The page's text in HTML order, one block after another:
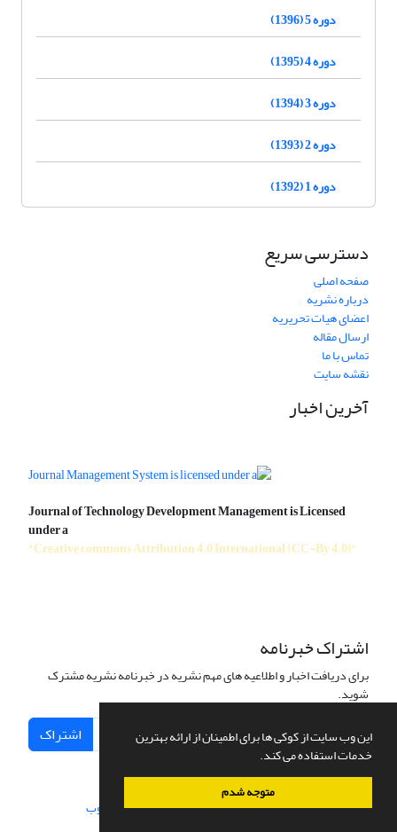
این وب سایت از کوکی ها برای اطمینان از ارائه بهترین
خدمات استفاده می کند.
متوجه شدم
دوره 5 (1396)
دوره 4 (1395)
دوره 3 (1394)
دوره 2 (1393)
دوره 1 (1392)
دسترسی سریع
صفحه اصلی
درباره نشریه
اعضای هیات تحریریه
ارسال مقاله
تماس با ما
نقشه سایت
آخرین اخبار
Journal of Technology Development Management is Licensed
under a
"Creative commons Attribution 4.0 International (CC-By 4.0)"
اشتراک خبرنامه
برای دریافت اخبار و اطلاعیه های مهم نشریه در خبرنامه نشریه مشترک
شوید.
اشتراک
سامانه مدیریت نشریات علمی.طراحی و پیاده سازی از سیناوب